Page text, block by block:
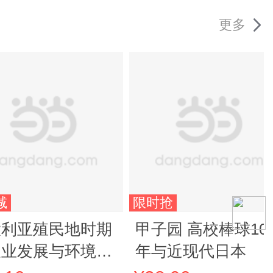
更多
亚殖民地时期
发展与环境变
限时抢
甲子园 高校棒球
年与近现代日本